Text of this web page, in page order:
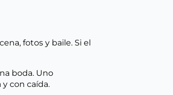
fotos y baile. Si el
boda. Uno
con caída.